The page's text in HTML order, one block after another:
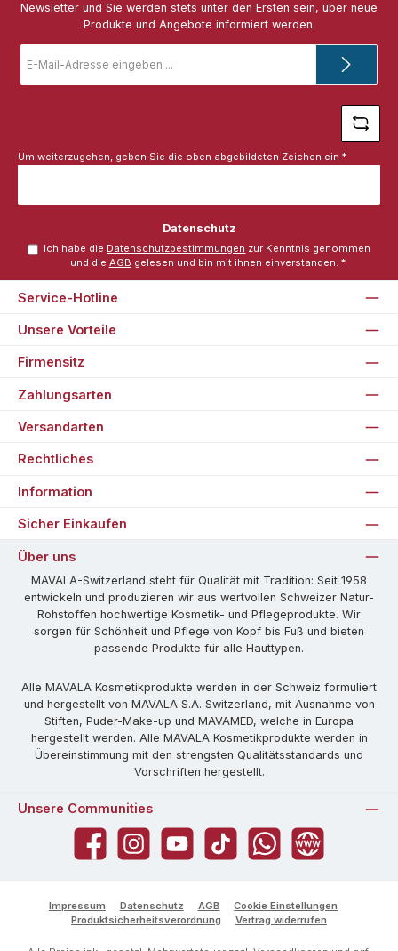
Newsletter und Sie werden stets unter den Ersten sein, über neue
Produkte und Angebote informiert werden.
Mail-
Adresse
Um weiterzugehen, geben Sie die oben abgebildeten Zeichen ein *
Datenschutz
Ich habe die Datenschutzbestimmungen zur Kenntnis genommen
und die AGB gelesen und bin mit ihnen einverstanden. *
Service-Hotline
Rechtliches
Information
Unsere Vorteile
Firmensitz
Zahlungsarten
Versandarten
Sicher Einkaufen
Über uns
MAVALA-Switzerland steht für Qualität mit Tradition: Seit 1958
entwickeln und produzieren wir aus wertvollen Schweizer Natur-
Rohstoffen hochwertige Kosmetik- und Pflegeprodukte. Wir
sorgen für Schönheit und Pflege von Kopf bis Fuß und bieten
passende Produkte für alle Hauttypen.
Alle MAVALA Kosmetikprodukte werden in der Schweiz formuliert
und hergestellt von MAVALA S.A. Switzerland, mit Ausnahme von
Stiften, Puder-Make-up und MAVAMED, welche in Europa
hergestellt werden. Alle MAVALA Kosmetikprodukte werden in
Übereinstimmung mit den strengsten Qualitätsstandards und
Vorschriften hergestellt.
Unsere Communities
FacebookInstagramYouTube TikTok WhatsAppWebsite
Impressum Datenschutz AGB
Cookie Einstellungen
Produktsicherheitsverordnung
Vertrag widerrufen